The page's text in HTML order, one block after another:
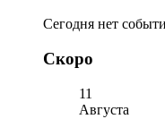
Сегодня нет
Скоро
11
Августа